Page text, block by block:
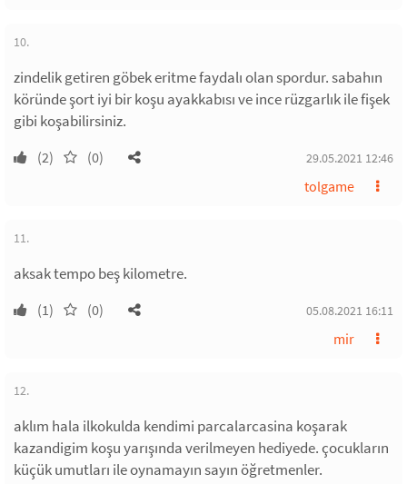
10.
zindelik getiren göbek eritme faydalı olan spordur. sabahın
köründe şort iyi bir koşu ayakkabısı ve ince rüzgarlık ile fişek
gibi koşabilirsiniz.
(2) (0) 29.05.2021 12:46
tolgame
11.
aksak tempo beş kilometre.
(1) (0) 05.08.2021 16:11
mir
12.
aklım hala ilkokulda kendimi parcalarcasina koşarak
kazandigim koşu yarışında verilmeyen hediyede. çocukların
küçük umutları ile oynamayın sayın öğretmenler.